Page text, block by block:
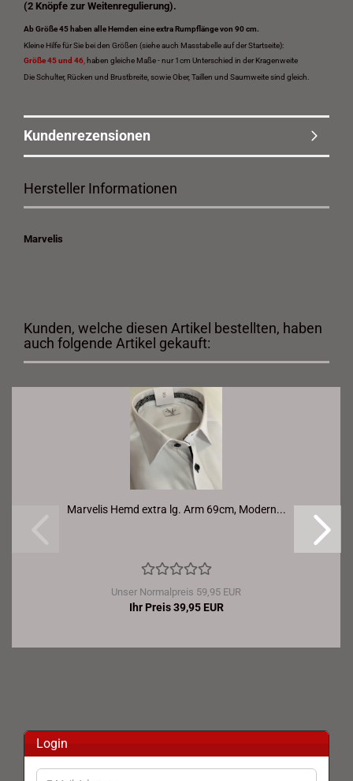
(2 Knöpfe zur Weitenregulierung).
Ab Größe 45 haben alle Hemden eine extra Rumpflänge von 90 cm.
Kleine Hilfe für Sie bei den Größen (siehe auch Masstabelle auf der Startseite):
Größe 45 und 46 haben gleiche Maße - nur 1cm Unterschied in der Kragenweite
Die Schulter, Rücken und Brustbreite, sowie Ober, Taillen und Saumweite sind gleich.
Kundenrezensionen
Hersteller Informationen
Marvelis
Kunden, welche diesen Artikel bestellten, haben
auch folgende Artikel gekauft:
Marvelis Hemd extra lg. Arm 69cm, Modern...
Unser Normalpreis 59,95 EUR
Ihr Preis 39,95 EUR
Login